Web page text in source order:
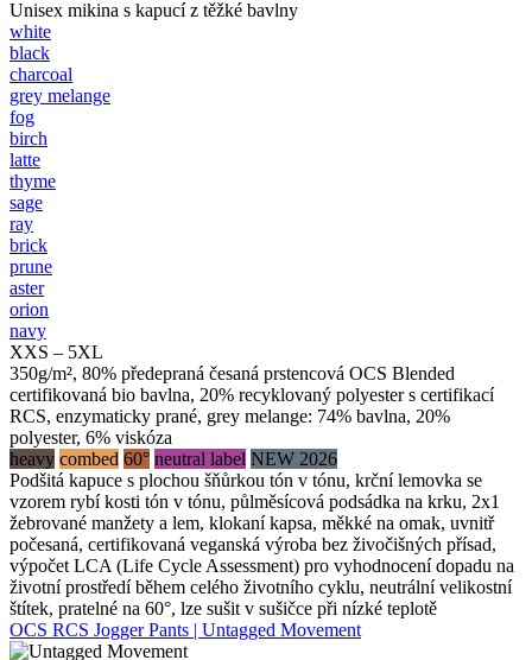
Unisex mikina s kapucí z těžké bavlny
white
black
charcoal
grey melange
fog
birch
latte
thyme
sage
ray
brick
prune
aster
orion
navy
XXS – 5XL
350g/m², 80% předepraná česaná prstencová OCS Blended
certifikovaná bio bavlna, 20% recyklovaný polyester s certifikací
RCS, enzymaticky prané, grey melange: 74% bavlna, 20%
polyester, 6% viskóza
heavy combed 60° neutral label NEW 2026
Podšitá kapuce s plochou šňůrkou tón v tónu, krční lemovka se
vzorem rybí kosti tón v tónu, půlměsícová podsádka na krku, 2x1
žebrované manžety a lem, klokaní kapsa, měkké na omak, uvnitř
počesaná, certifikovaná veganská výroba bez živočišných přísad,
výpočet LCA (Life Cycle Assessment) pro vyhodnocení dopadu na
životní prostředí během celého životního cyklu, neutrální velikostní
štítek, pratelné na 60°, lze sušit v sušičce při nízké teplotě
OCS RCS Jogger Pants | Untagged Movement